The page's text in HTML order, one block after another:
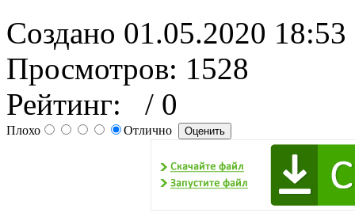
Создано 01.05.2020 18:53
Просмотров: 1528
Рейтинг:
/ 0
Плохо Отлично